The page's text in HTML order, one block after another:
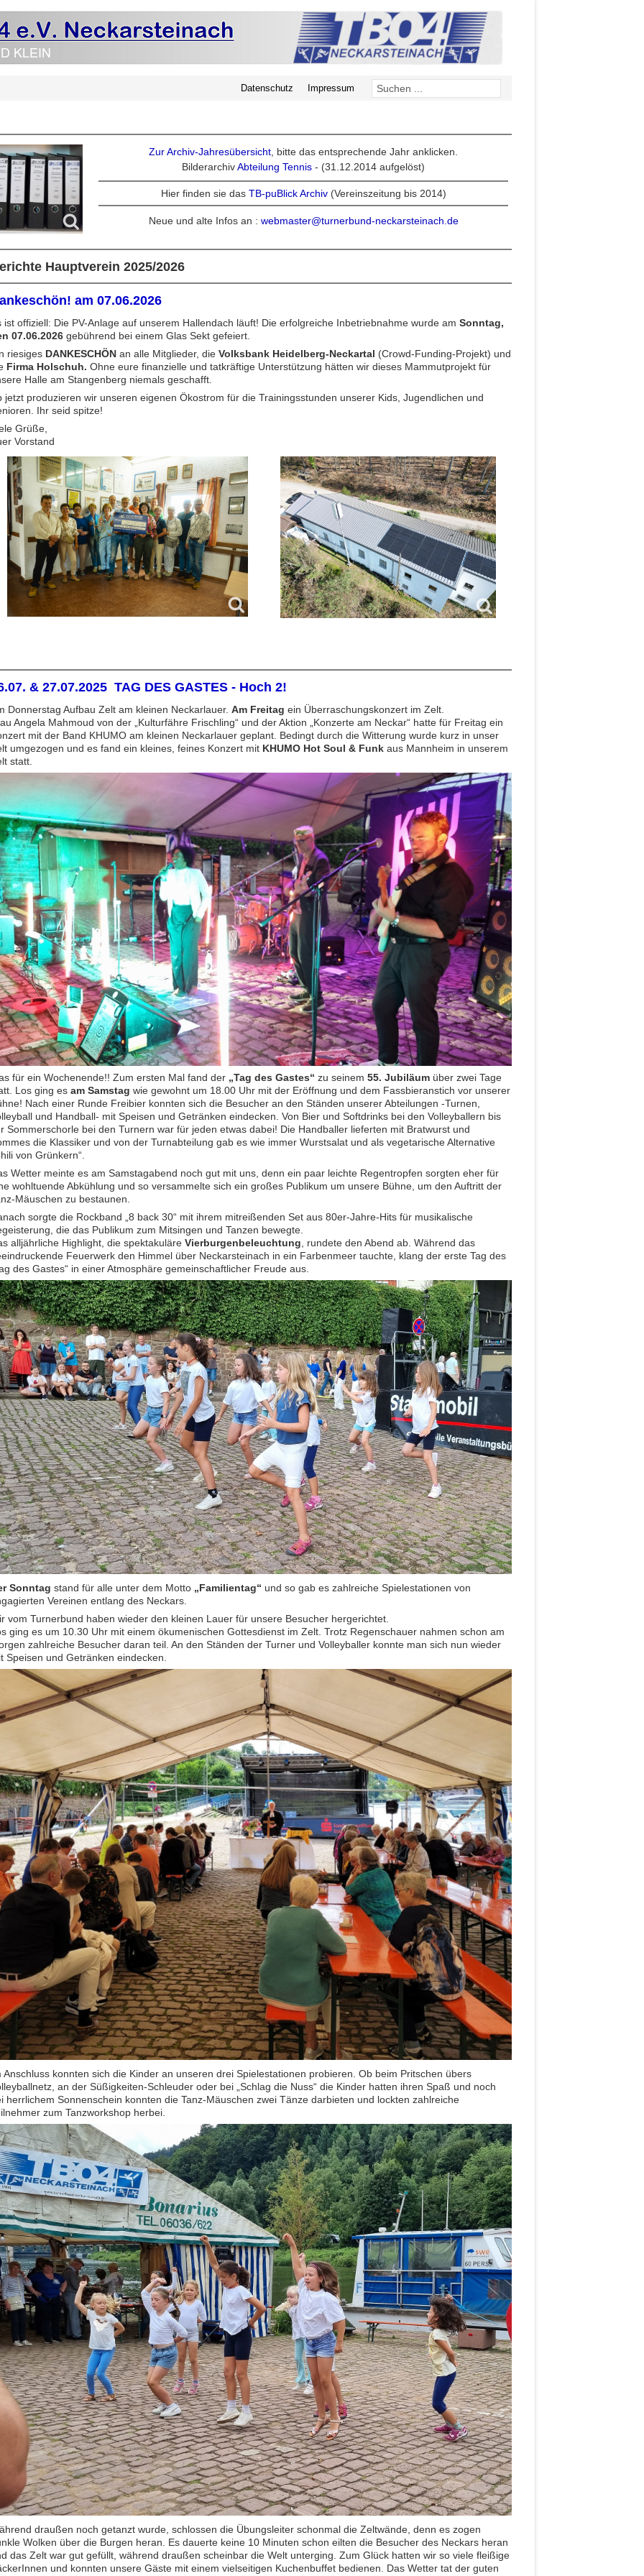
Datenschutz Impressum
Zur Archiv-Jahresübersicht , bitte das entsprechende Jahr anklicken.
BilderarchivAbteilung Tennis - (31.12.2014 aufgelöst)
Hier finden sie das TB-puBlick Archiv(Vereinszeitung bis 2014)
Neue und alte Infos an : webmaster@turnerbund-neckarsteinach.de
Hauptverein 2025/2026
am 07.06.2026
ist offiziell: Die PV-Anlage auf unserem Hallendach läuft! Die erfolgreiche Inbetriebnahme wurde am Sonntag,
07.06.2026 gebührend bei einem Glas Sekt gefeiert.
riesiges DANKESCHÖN an alle Mitglieder, die Volksbank Heidelberg-Neckartal (Crowd-Funding-Projekt) und
Firma Holschuh. Ohne eure finanzielle und tatkräftige Unterstützung hätten wir dieses Mammutprojekt für
Halle am Stangenberg niemals geschafft.
jetzt produzieren wir unseren eigenen Ökostrom für die Trainingsstunden unserer Kids, Jugendlichen und
Ihr seid spitze!
Grüße,
Vorstand
& 27.07.2025 TAG DES GASTES - Hoch 2!
Donnerstag Aufbau Zelt am kleinen Neckarlauer. Am Freitag ein Überraschungskonzert im Zelt.
Angela Mahmoud von der „Kulturfähre Frischling“ und der Aktion „Konzerte am Neckar“ hatte für Freitag ein
mit der Band KHUMO am kleinen Neckarlauer geplant. Bedingt durch die Witterung wurde kurz in unser
umgezogen und es fand ein kleines, feines Konzert mit KHUMO Hot Soul & Funk aus Mannheim in unserem
statt.
für ein Wochenende!! Zum ersten Mal fand der „Tag des Gastes“ zu seinem 55. Jubiläum über zwei Tage
Los ging es am Samstag wie gewohnt um 18.00 Uhr mit der Eröffnung und dem Fassbieranstich vor unserer
Nach einer Runde Freibier konnten sich die Besucher an den Ständen unserer Abteilungen -Turnen,
und Handball- mit Speisen und Getränken eindecken. Von Bier und Softdrinks bei den Volleyballern bis
Sommerschorle bei den Turnern war für jeden etwas dabei! Die Handballer lieferten mit Bratwurst und
die Klassiker und von der Turnabteilung gab es wie immer Wurstsalat und als vegetarische Alternative
von Grünkern“.
Wetter meinte es am Samstagabend noch gut mit uns, denn ein paar leichte Regentropfen sorgten eher für
wohltuende Abkühlung und so versammelte sich ein großes Publikum um unsere Bühne, um den Auftritt der
Mäuschen zu bestaunen.
sorgte die Rockband „8 back 30“ mit ihrem mitreißenden Set aus 80er-Jahre-Hits für musikalische
die das Publikum zum Mitsingen und Tanzen bewegte.
alljährliche Highlight, die spektakuläre Vierburgenbeleuchtung, rundete den Abend ab. Während das
Feuerwerk den Himmel über Neckarsteinach in ein Farbenmeer tauchte, klang der erste Tag des
des Gastes“ in einer Atmosphäre gemeinschaftlicher Freude aus.
Sonntag stand für alle unter dem Motto „Familientag“ und so gab es zahlreiche Spielestationen von
Vereinen entlang des Neckars.
vom Turnerbund haben wieder den kleinen Lauer für unsere Besucher hergerichtet.
ging es um 10.30 Uhr mit einem ökumenischen Gottesdienst im Zelt. Trotz Regenschauer nahmen schon am
zahlreiche Besucher daran teil. An den Ständen der Turner und Volleyballer konnte man sich nun wieder
Speisen und Getränken eindecken.
Anschluss konnten sich die Kinder an unseren drei Spielestationen probieren. Ob beim Pritschen übers
an der Süßigkeiten-Schleuder oder bei „Schlag die Nuss“ die Kinder hatten ihren Spaß und noch
herrlichem Sonnenschein konnten die Tanz-Mäuschen zwei Tänze darbieten und lockten zahlreiche
zum Tanzworkshop herbei.
draußen noch getanzt wurde, schlossen die Übungsleiter schonmal die Zeltwände, denn es zogen
Wolken über die Burgen heran. Es dauerte keine 10 Minuten schon eilten die Besucher des Neckars heran
das Zelt war gut gefüllt, während draußen scheinbar die Welt unterging. Zum Glück hatten wir so viele fleißige
und konnten unsere Gäste mit einem vielseitigen Kuchenbuffet bedienen. Das Wetter tat der guten